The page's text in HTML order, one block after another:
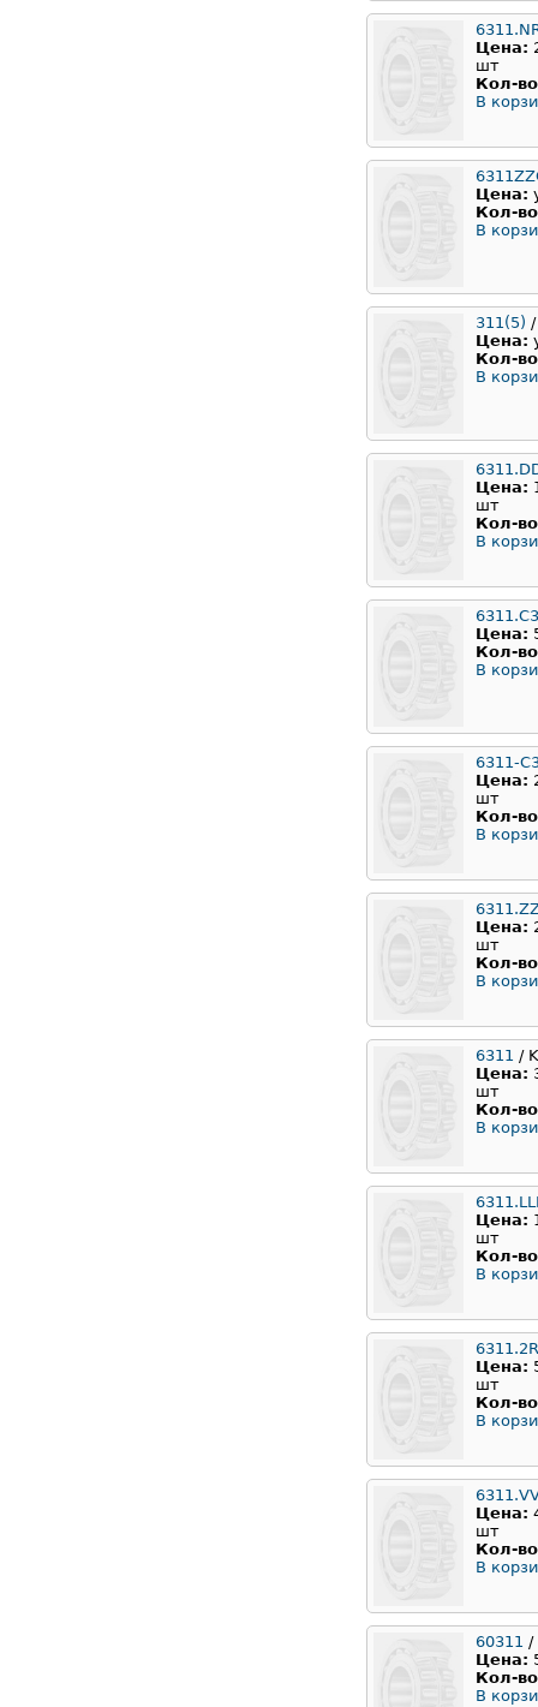
Цена:
шт
Кол-
В
Цена:
Кол-
В
311(5) /
Цена:
Кол-
В
Цена:
шт
Кол-
В
6311.C3
Цена:
Кол-
В
6311-
Цена:
шт
Кол-
В
Цена:
шт
Кол-
В
6311 /
Цена:
шт
Кол-
В
Цена:
шт
Кол-
В
Цена:
шт
Кол-
В
Цена:
шт
Кол-
В
60311 /
Цена:
Кол-
В